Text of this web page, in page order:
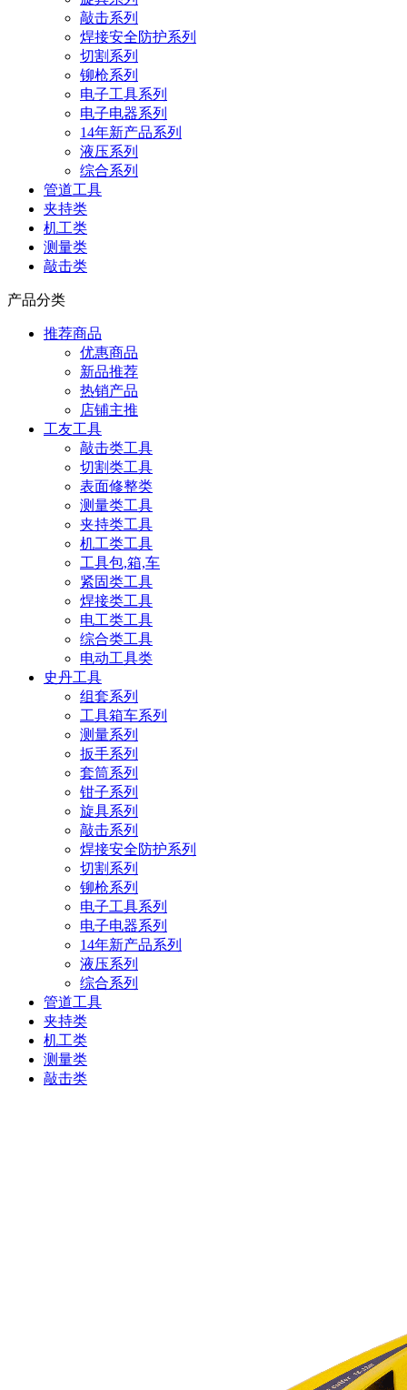
敲击系列
焊接安全防护系列
切割系列
铆枪系列
电子工具系列
电子电器系列
14年新产品系列
液压系列
综合系列
管道工具
夹持类
机工类
测量类
敲击类
产品分类
推荐商品
优惠商品
新品推荐
热销产品
店铺主推
工友工具
敲击类工具
切割类工具
表面修整类
测量类工具
夹持类工具
机工类工具
工具包,箱,车
紧固类工具
焊接类工具
电工类工具
综合类工具
电动工具类
史丹工具
组套系列
工具箱车系列
测量系列
扳手系列
套筒系列
钳子系列
旋具系列
敲击系列
焊接安全防护系列
切割系列
铆枪系列
电子工具系列
电子电器系列
14年新产品系列
液压系列
综合系列
管道工具
夹持类
机工类
测量类
敲击类